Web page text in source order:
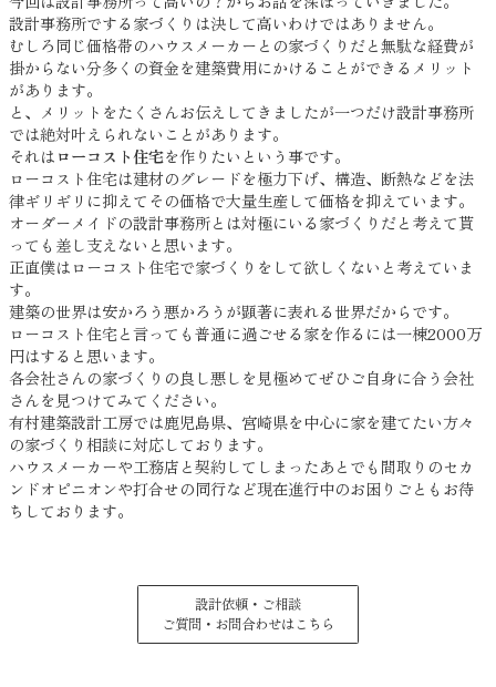
設計事務所でする家づくりは決して高いわけではありません。
むしろ同じ価格帯のハウスメーカーとの家づくりだと無駄な経費が
掛からない分多くの資金を建築費用にかけることができるメリット
があります。
と、メリットをたくさんお伝えしてきましたが一つだけ設計事務所
では絶対叶えられないことがあります。
それは ローコスト住宅を作りたいという事です。
ローコスト住宅は建材のグレードを極力下げ、構造、断熱などを法
律ギリギリに抑えてその価格で大量生産して価格を抑えています。
オーダーメイドの設計事務所とは対極にいる家づくりだと考えて貰
っても差し支えないと思います。
正直僕はローコスト住宅で家づくりをして欲しくないと考えていま
す。
建築の世界は安かろう悪かろうが顕著に表れる世界だからです。
ローコスト住宅と言っても普通に過ごせる家を作るには一棟2000万
円はすると思います。
各会社さんの家づくりの良し悪しを見極めてぜひご自身に合う会社
さんを見つけてみてください。
有村建築設計工房では鹿児島県、宮崎県を中心に家を建てたい方々
の家づくり相談に対応しております。
ハウスメーカーや工務店と契約してしまったあとでも間取りのセカ
ンドオピニオンや打合せの同行など現在進行中のお困りごともお待
ちしております。
設計依頼・ご相談
ご質問・お問合わせはこちら